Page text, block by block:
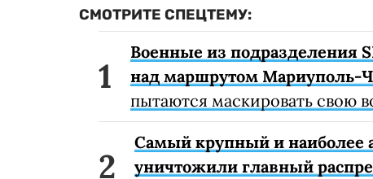
СМОТРИТЕ СПЕЦТЕМУ:
Военные из подразделения
над маршрутом Мариуполь-
пытаются маскировать свою
Самый крупный и наиболее
уничтожили главный